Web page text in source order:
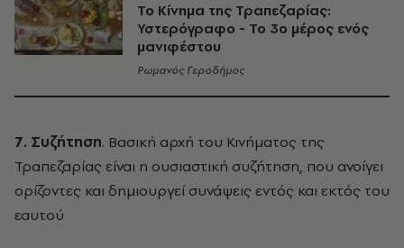
Το Κίνημα της Τραπεζαρίας:
Υστερόγραφο - Το 3ο μέρος ενός
μανιφέστου
Ρωμανός Γεροδήμος
7. Συζήτηση. Βασική αρχή του Κινήματος της
Τραπεζαρίας είναι η ουσιαστική συζήτηση, που ανοίγει
ορίζοντες και δημιουργεί συνάψεις εντός και εκτός του
εαυτού